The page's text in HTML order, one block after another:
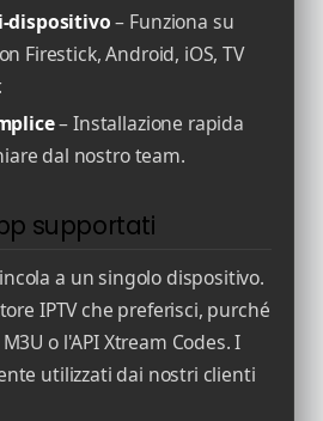
dispositivo– Funziona su
Firestick, Android, iOS, TV
– Installazione rapida
dal nostro team.
supportati
a un singolo dispositivo.
IPTV che preferisci, purché
o l'API Xtream Codes. I
utilizzati dai nostri clienti